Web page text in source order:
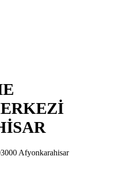
Afyonkarahisar